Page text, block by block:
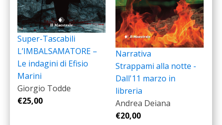
Super-Tascabili
L’IMBALSAMATORE –
Le indagini di Efisio
Marini
Giorgio Todde
€25,00
Narrativa
Strappami alla notte -
Dall'11 marzo in
libreria
Andrea Deiana
€20,00